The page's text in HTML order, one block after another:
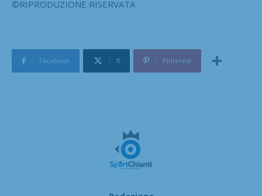
©RIPRODUZIONE RISERVATA
Facebook X Pinterest